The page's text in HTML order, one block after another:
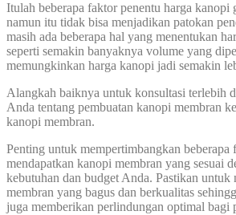
Itulah beberapa faktor penentu harga kanopi
namun itu tidak bisa menjadikan patokan
masih ada beberapa hal yang menentukan
seperti semakin banyaknya volume yang
memungkinkan harga kanopi jadi semakin
Alangkah baiknya untuk konsultasi terlebih
Anda tentang pembuatan kanopi membran
kanopi membran.
Penting untuk mempertimbangkan beberapa
mendapatkan kanopi membran yang sesuai
kebutuhan dan budget Anda. Pastikan untuk
membran yang bagus dan berkualitas
juga memberikan perlindungan optimal bagi